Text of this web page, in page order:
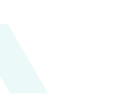
que hoje